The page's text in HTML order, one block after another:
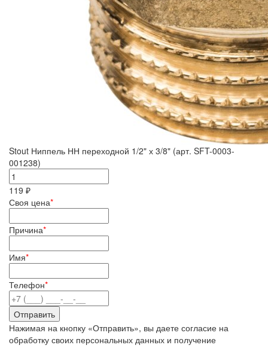
Stout Ниппель НН переходной 1/2" х 3/8" (арт. SFT-0003-
001238)
119 ₽
Своя цена*
Причина*
Имя*
Телефон*
Нажимая на кнопку «Отправить», вы даете согласие на
обработку своих персональных данных и получение